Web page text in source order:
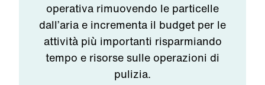
operativa rimuovendo le particelle
dall’aria e incrementa il budget per le
attività più importanti risparmiando
tempo e risorse sulle operazioni di
pulizia.